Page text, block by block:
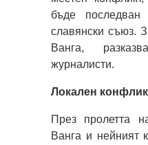
бъде последван
славянски съюз.
Ванга,
журналисти.
Локален
През пролетта
Ванга и нейният